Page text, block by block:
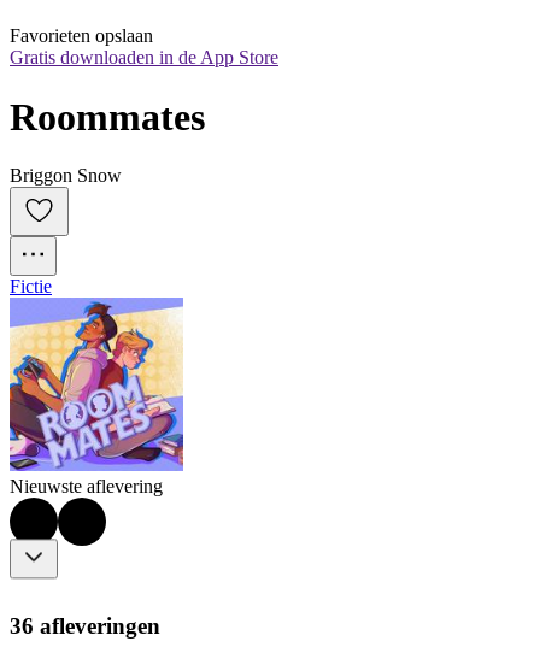
Favorieten opslaan
Gratis downloaden in de App Store
Roommates
Briggon Snow
Fictie
Nieuwste aflevering
36 afleveringen